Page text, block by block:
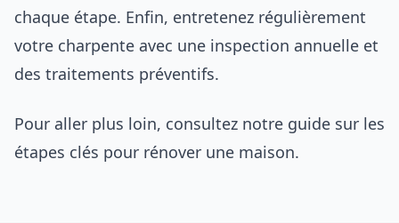
chaque étape. Enfin, entretenez régulièrement
votre charpente avec une inspection annuelle et
des traitements préventifs.
Pour aller plus loin, consultez notre guide sur les
étapes clés pour rénover une maison.